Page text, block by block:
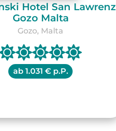
Hotel San Lawrenz
Gozo Malta
Gozo, Malta
ab 1.031 € p.P.